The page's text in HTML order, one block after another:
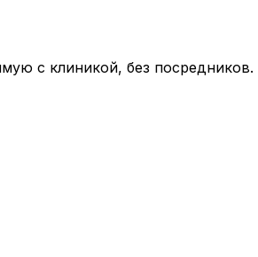
с клиникой, без посредников.